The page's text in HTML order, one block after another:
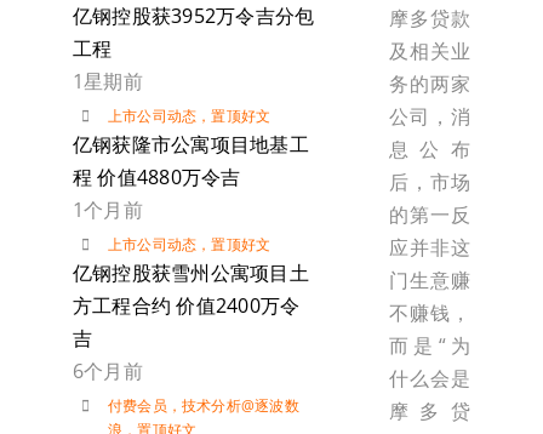
亿钢控股获3952万令吉分包
工程
1星期前
上市公司动态 ，置顶好文
亿钢获隆市公寓项目地基工
程 价值4880万令吉
1个月前
上市公司动态 ，置顶好文
亿钢控股获雪州公寓项目土
方工程合约 价值2400万令
吉
6个月前
付费会员 ， 技术分析@逐波数
摩多贷款
及相关业
务的两家
公司，消
息公布
后，市场
的第一反
应并非这
门生意赚
不赚钱，
而是“为
什么会是
摩多贷